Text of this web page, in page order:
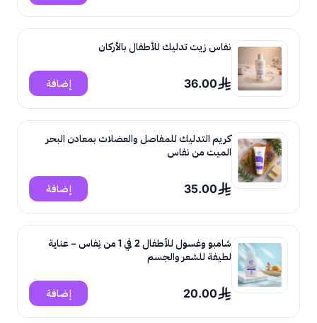
نفاس زيت تدليك للأطفال بالأركان
36.00 إضافة
كريم التدليك للمفاصل والعضلات بمعادن البحر
الميت من نفاس
35.00 إضافة
شامبو وغسول للأطفال 2 في 1 من نِفاس – عناية
لطيفة للشعر والجسم
20.00 إضافة